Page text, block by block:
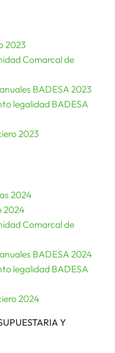
2023
Comarcal de
BADESA 2023
legalidad BADESA
2023
2024
2024
Comarcal de
BADESA 2024
legalidad BADESA
2024
Y